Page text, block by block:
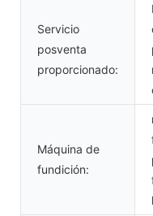
Servicio
posventa
proporcionado:
Máquina de
fundición: